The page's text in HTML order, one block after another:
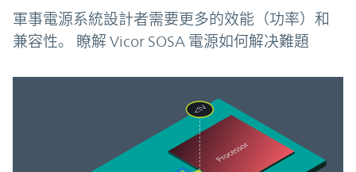
軍事電源系統設計者需要更多的效能（功率）和
兼容性。 瞭解 Vicor SOSA 電源如何解决難題